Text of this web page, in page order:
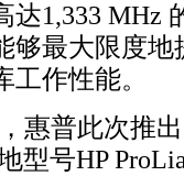
达1,333 MHz
够最大限度地
作性能。
惠普此次推
型号HP